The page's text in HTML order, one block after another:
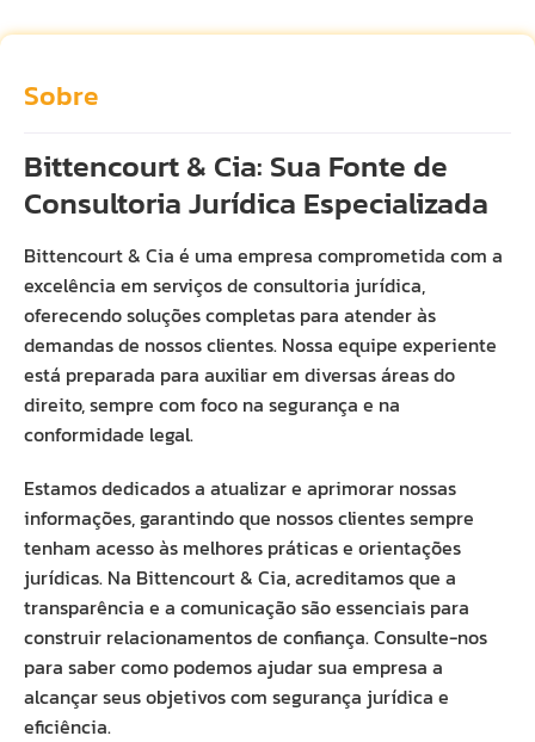
Sobre
Bittencourt & Cia: Sua Fonte de
Consultoria Jurídica Especializada
Bittencourt & Cia é uma empresa comprometida com a
excelência em serviços de consultoria jurídica,
oferecendo soluções completas para atender às
demandas de nossos clientes. Nossa equipe experiente
está preparada para auxiliar em diversas áreas do
direito, sempre com foco na segurança e na
conformidade legal.
Estamos dedicados a atualizar e aprimorar nossas
informações, garantindo que nossos clientes sempre
tenham acesso às melhores práticas e orientações
jurídicas. Na Bittencourt & Cia, acreditamos que a
transparência e a comunicação são essenciais para
construir relacionamentos de confiança. Consulte-nos
para saber como podemos ajudar sua empresa a
alcançar seus objetivos com segurança jurídica e
eficiência.